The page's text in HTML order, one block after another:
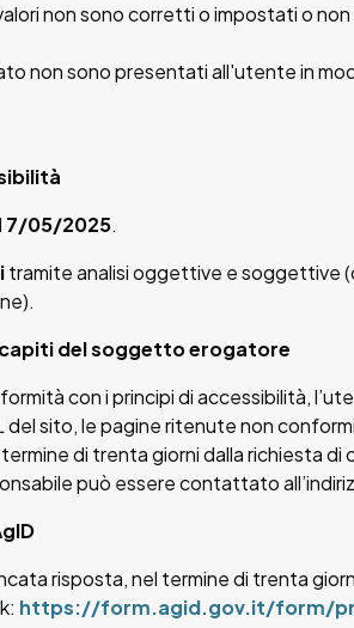
non sono corretti o impostati o
non sono presentati all'utente in
7/05/2025.
tramite analisi oggettive e soggettive
del soggetto erogatore
con i principi di accessibilità,
del sito, le pagine ritenute non
di trenta giorni dalla richiesta di
può essere contattato
risposta, nel termine di trenta
https://form.agid.gov.it/form/